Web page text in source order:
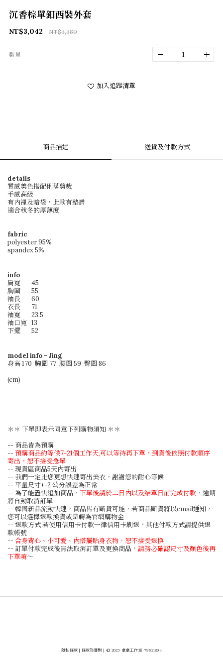
沉香棕單釦西裝外套
NT$3,380
NT$3,042
數量
加入追蹤清單
商品描述 送貨及付款方式
details
質感美色搭配俐落剪裁
手感高級
有內裡及暗袋，此款有墊肩
適合秋冬的厚薄度
fabric
polyester 95%
spandex 5%
info
肩寬
45
胸圍
55
袖長
60
衣長
71
袖寬
23.5
袖口寬 13
下擺
52
model info - Jing
身高 170 胸圍 77 腰圍 59 臀圍 86
(cm)
＊＊ 下單即表示同意下列購物須知 ＊＊
-- 商品皆為預購
-- 預購商品約等候7-21個工作天,可以等待再下單，到貨後依照付款順序
寄出，恕不接受急單
-- 現貨區商品5天內寄出
-- 我們一定比您更想快速寄出美衣，謝謝您的耐心等候！
-- 平量尺寸+-2 公分誤差為正常
-- 為了能盡快追加商品， 下單後請於二日內以及結單日前完成付款 ，逾期
將自動取消訂單
-- 韓國新品流動快速，商品皆有斷貨可能，若商品斷貨將以email通知，
您可以選擇退款換貨或是轉為官網購物金
-- 退款方式 若使用信用卡付款一律信用卡刷退，其他付款方式請提供退
款帳號
--合身背心、小可愛、內搭屬貼身衣物，恕不接受退換
-- 訂單付款完成後無法取消訂單及更換商品， 請務必確認尺寸及顏色後再
下單唷～
隱私條款| 條款及細則 | © 2023 卓卓工作室 79821804